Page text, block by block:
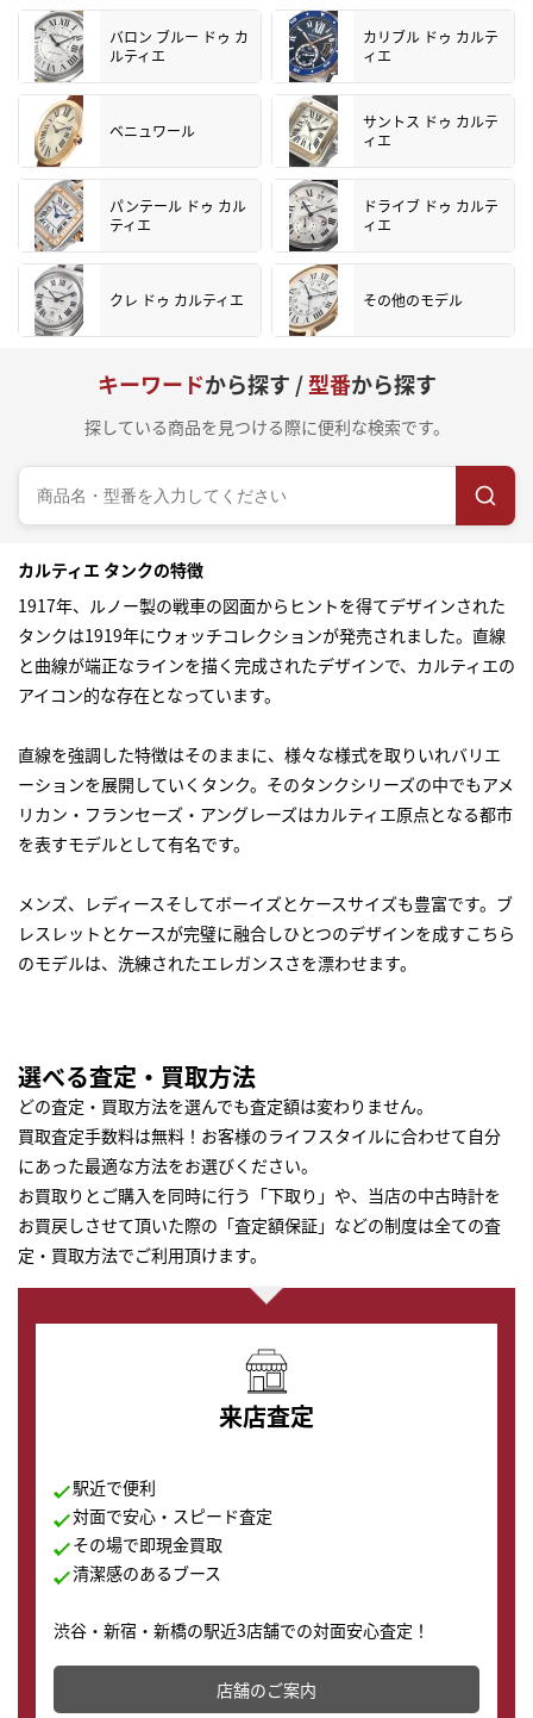
バロン ブルー ドゥ カ
ルティエ
カリブル ドゥ カルテ
ィエ
ベニュワール
サントス ドゥ カルテ
ィエ
パンテール ドゥ カル
ティエ
ドライブ ドゥ カルテ
ィエ
クレ ドゥ カルティエ その他のモデル
キーワードから探す /型番から探す
探している商品を見つける際に便利な検索です。
カルティエ タンクの特徴
1917年、ルノー製の戦車の図面からヒントを得てデザインされた
タンクは1919年にウォッチコレクションが発売されました。直線
と曲線が端正なラインを描く完成されたデザインで、カルティエの
アイコン的な存在となっています。
直線を強調した特徴はそのままに、様々な様式を取りいれバリエ
ーションを展開していくタンク。そのタンクシリーズの中でもアメ
リカン・フランセーズ・アングレーズはカルティエ原点となる都市
を表すモデルとして有名です。
メンズ、レディースそしてボーイズとケースサイズも豊富です。ブ
レスレットとケースが完璧に融合しひとつのデザインを成すこちら
のモデルは、洗練されたエレガンスさを漂わせます。
選べる査定・買取方法
どの査定・買取方法を選んでも査定額は変わりません。
買取査定手数料は無料！お客様のライフスタイルに合わせて自分
にあった最適な方法をお選びください。
お買取りとご購入を同時に行う「下取り」や、当店の中古時計を
お買戻しさせて頂いた際の「査定額保証」などの制度は全ての査
定・買取方法でご利用頂けます。
来店査定
駅近で便利
対面で安心・スピード査定
その場で即現金買取
清潔感のあるブース
渋谷・新宿・新橋の駅近3店舗での対面安心査定！
その場で現金買取致します。渋谷本店では、時計販売の
店舗を併設しており、下取りに出してお得に新しい時計
店舗のご案内